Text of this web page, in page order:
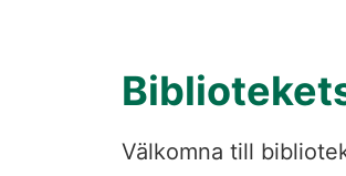
Välkomna till